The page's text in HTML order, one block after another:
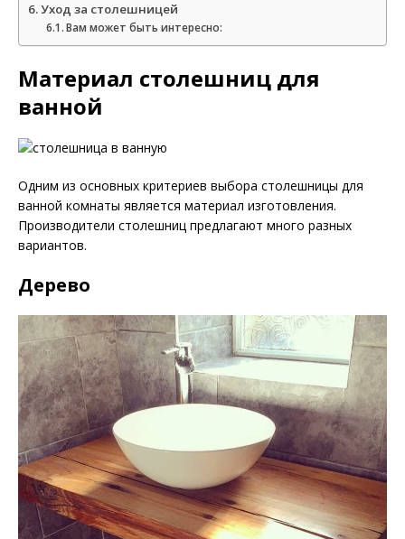
Уход за столешницей
Вам может быть интересно:
Материал столешниц для
ванной
Одним из основных критериев выбора столешницы для
ванной комнаты является материал изготовления.
Производители столешниц предлагают много разных
вариантов.
Дерево